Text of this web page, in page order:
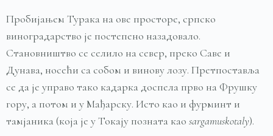
Пробијањем Турака на ове просторе, српско
виноградарство је постепено назадовало.
Становништво се селило на север, преко Саве и
Дунава, носећи са собом и винову лозу. Претпоставља
се да је управо тако кадарка доспела прво на Фрушку
гору, а потом и у Мађарску. Исто као и фурминт и
тамјаника (која је у Токају позната као sargamuskotaly).